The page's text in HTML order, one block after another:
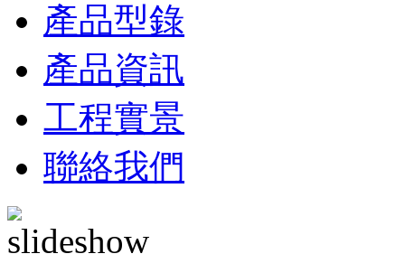
產品型錄
產品資訊
工程實景
聯絡我們